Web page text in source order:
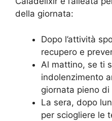
della giornata:
Dopo l’attività
recupero e
Al mattino, se ti
indolenzimento
giornata pieno di
La sera, dopo
per sciogliere le